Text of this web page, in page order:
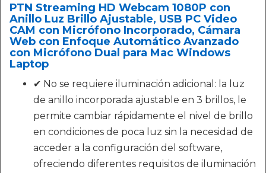
PTN Streaming HD Webcam 1080P con
Anillo Luz Brillo Ajustable, USB PC Video
CAM con Micrófono Incorporado, Cámara
Web con Enfoque Automático Avanzado
con Micrófono Dual para Mac Windows
Laptop
✔ No se requiere iluminación adicional: la luz
de anillo incorporada ajustable en 3 brillos, le
permite cambiar rápidamente el nivel de brillo
en condiciones de poca luz sin la necesidad de
acceder a la configuración del software,
ofreciendo diferentes requisitos de iluminación